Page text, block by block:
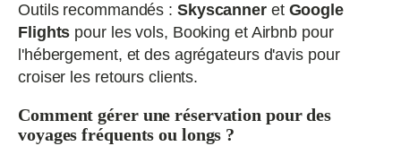
Outils recommandés : Skyscanneret Google
Flights pour les vols, Booking et Airbnb pour
l'hébergement, et des agrégateurs d'avis pour
croiser les retours clients.
Comment gérer une réservation pour des
voyages fréquents ou longs ?